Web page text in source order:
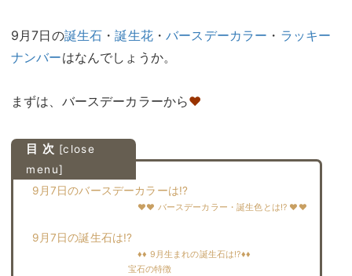
9月7日の誕生石 ・誕生花・バースデーカラー ・ ラッキー
ナンバーはなんでしょうか。
まずは、バースデーカラーから♥
目 次 [close
menu]
9月7日のバースデーカラーは!?
♥♥ バースデーカラー・誕生色とは!? ♥♥
9月7日の誕生石は!?
♦♦ 9月生まれの誕生石は!?♦♦
宝石の特徴